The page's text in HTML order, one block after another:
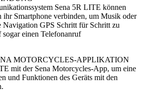
Sena 5R LITE können
ihr Smartphone verbinden, um Musik oder
Navigation GPS Schritt für Schritt zu
einen Telefonanruf
MOTORCYCLES-APPLIKATION
mit der Sena Motorcycles-App, um eine
und Funktionen des Geräts mit den